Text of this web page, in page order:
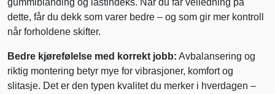
gummiblanding og lastindeks. Når du får veiledning på
dette, får du dekk som varer bedre – og som gir mer kontroll
når forholdene skifter.
Bedre kjørefølelse med korrekt jobb: Avbalansering og
riktig montering betyr mye for vibrasjoner, komfort og
slitasje. Det er den typen kvalitet du merker i hverdagen –